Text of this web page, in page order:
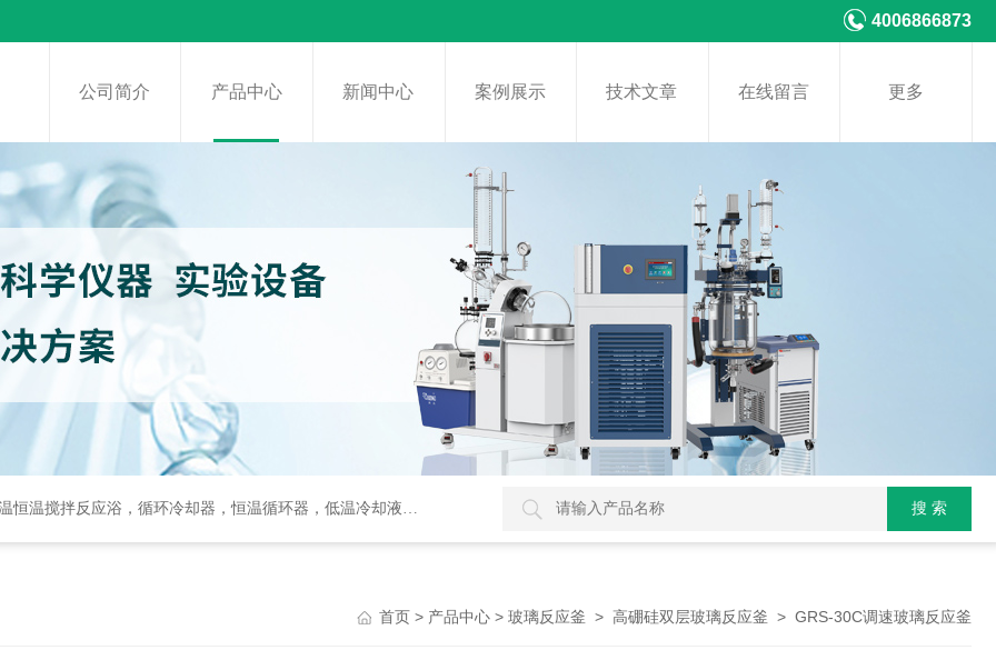
4006866873
公司简介 产品中心 新闻中心 案例展示 技术文章 在线留言 更多
，恒温循环器，低温冷却液循环泵，循环水式多用真空泵，集热式恒温磁力搅拌浴等
首页 > 产品中心 > 玻璃反应釜 > 高硼硅双层玻璃反应釜 > GRS-30C调速玻璃反应釜